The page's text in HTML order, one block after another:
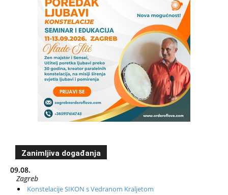
Zanimljiva događanja
09.08.
Zagreb
Konstelacije SIKON s Vedranom Kraljetom